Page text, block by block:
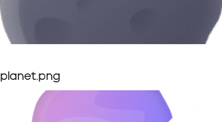
planet.png